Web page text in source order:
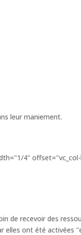
leur maniement.
4"
de recevoir des
elles ont été activées